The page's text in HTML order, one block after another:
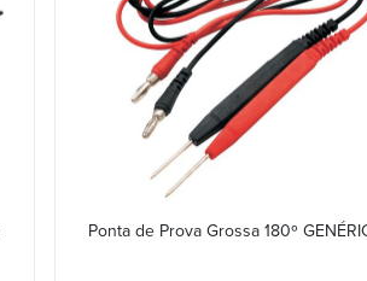
Ponta de Prova Grossa 180º